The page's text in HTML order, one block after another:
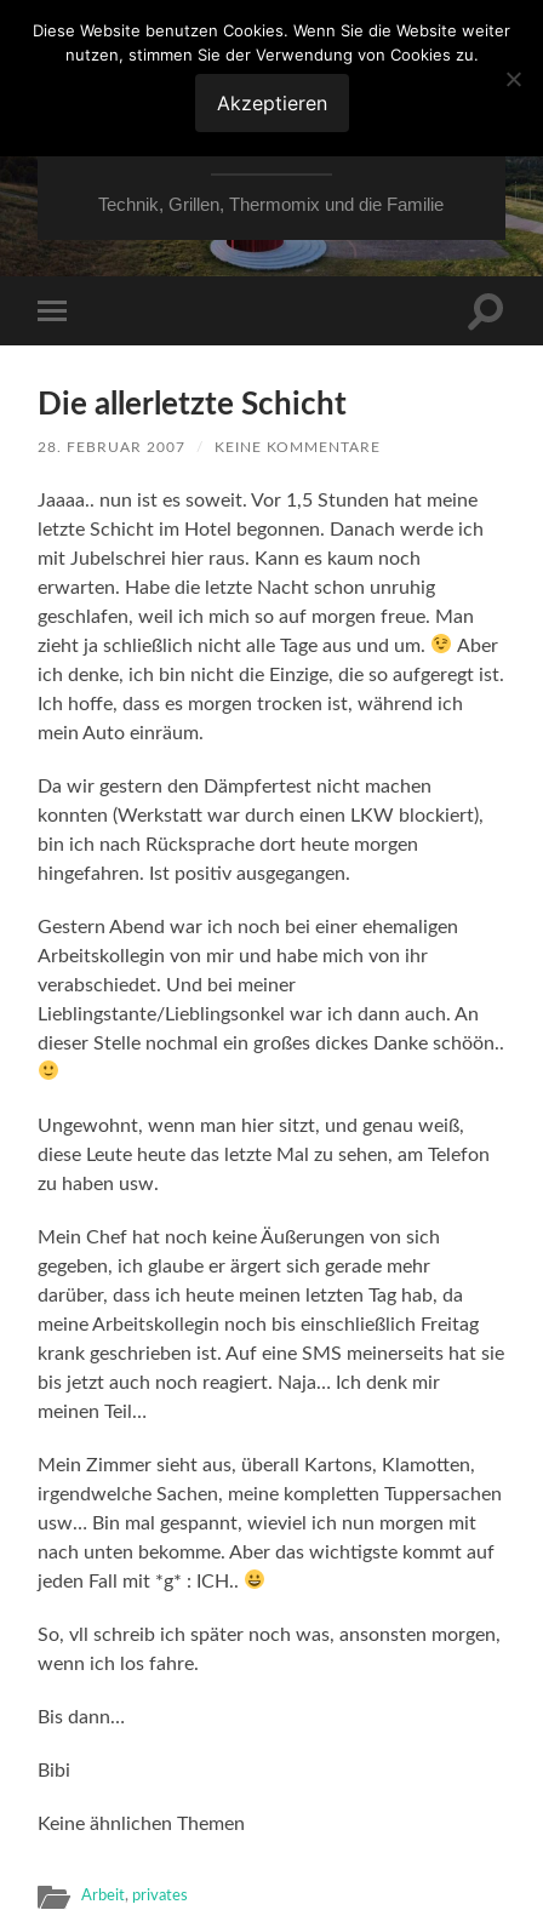
VON ESSEN ÜBER
HESSEN NACH
MOERS
Technik, Grillen, Thermomix und die Familie
Menü
Die allerletzte Schicht
28. FEBRUAR 2007 / KEINE KOMMENTARE
Jaaaa.. nun ist es soweit. Vor 1,5 Stunden hat meine
letzte Schicht im Hotel begonnen. Danach werde ich
mit Jubelschrei hier raus. Kann es kaum noch
erwarten. Habe die letzte Nacht schon unruhig
geschlafen, weil ich mich so auf morgen freue. Man
zieht ja schließlich nicht alle Tage aus und um.
Aber
ich denke, ich bin nicht die Einzige, die so aufgeregt ist.
Ich hoffe, dass es morgen trocken ist, während ich
mein Auto einräum.
Da wir gestern den Dämpfertest nicht machen
konnten (Werkstatt war durch einen LKW blockiert),
bin ich nach Rücksprache dort heute morgen
hingefahren. Ist positiv ausgegangen.
Gestern Abend war ich noch bei einer ehemaligen
Arbeitskollegin von mir und habe mich von ihr
verabschiedet. Und bei meiner
Lieblingstante/Lieblingsonkel war ich dann auch. An
dieser Stelle nochmal ein großes dickes Danke schöön..
Ungewohnt, wenn man hier sitzt, und genau weiß,
diese Leute heute das letzte Mal zu sehen, am Telefon
zu haben usw.
Mein Chef hat noch keine Äußerungen von sich
gegeben, ich glaube er ärgert sich gerade mehr
darüber, dass ich heute meinen letzten Tag hab, da
meine Arbeitskollegin noch bis einschließlich Freitag
krank geschrieben ist. Auf eine SMS meinerseits hat sie
bis jetzt auch noch reagiert. Naja… Ich denk mir
meinen Teil…
Mein Zimmer sieht aus, überall Kartons, Klamotten,
irgendwelche Sachen, meine kompletten Tuppersachen
usw… Bin mal gespannt, wieviel ich nun morgen mit
nach unten bekomme. Aber das wichtigste kommt auf
jeden Fall mit *g* : ICH..
So, vll schreib ich später noch was, ansonsten morgen,
wenn ich los fahre.
Bis dann…
Bibi
Keine ähnlichen Themen
Arbeit, privates
Diese Website benutzen Cookies. Wenn Sie die Website weiter
nutzen, stimmen Sie der Verwendung von Cookies zu.
Akzeptieren